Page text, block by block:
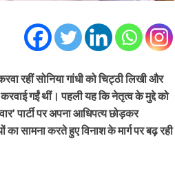
रहीं सोनिया गांधी को चिट्ठी लिखी और
गईं थीं। पहली यह कि नेतृत्व के मुद्दे को
पार्टी पर अपना आधिपत्य छोड़कर
सामना करते हुए विनाश के मार्ग पर बढ़ रही